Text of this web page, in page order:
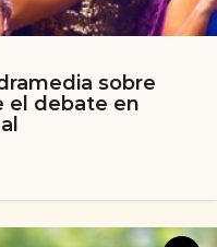
sobre
el debate en